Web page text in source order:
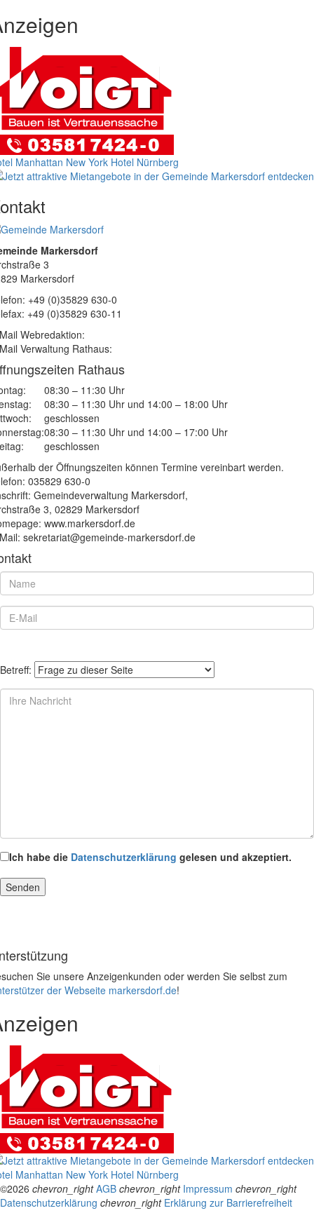
Manhattan New York Hotel Nürnberg
Markersdorf
3
Markersdorf
+49 (0)35829 630-0
+49 (0)35829 630-11
Webredaktion:
Verwaltung Rathaus:
Rathaus
08:30 – 11:30 Uhr
08:30 – 11:30 Uhr und 14:00 – 18:00 Uhr
geschlossen
08:30 – 11:30 Uhr und 14:00 – 17:00 Uhr
geschlossen
der Öffnungszeiten können Termine vereinbart werden.
035829 630-0
Gemeindeverwaltung Markersdorf,
3, 02829 Markersdorf
www.markersdorf.de
sekretariat@gemeinde-markersdorf.de
Betreff:
Ich habe die Datenschutzerklärung gelesen und akzeptiert.
Sie unsere Anzeigenkunden oder werden Sie selbst zum
der Webseite markersdorf.de!
Manhattan New York Hotel Nürnberg
©2026 chevron_right AGB chevron_right Impressum chevron_right
Datenschutzerklärung chevron_right Erklärung zur Barrierefreiheit